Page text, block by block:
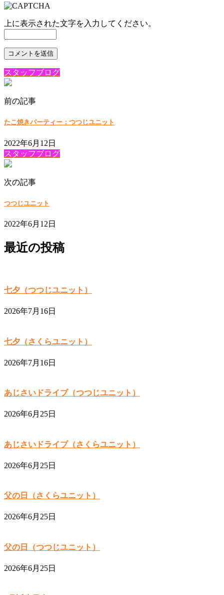
上に表示された文字を入力してください。
スタッフブログ
前の記事
たこ焼きパーティー：つつじユニット
2022年6月12日
スタッフブログ
次の記事
つつじユニット
2022年6月12日
最近の投稿
七夕（つつじユニット）
2026年7月16日
七夕（さくらユニット）
2026年7月16日
あじさいドライブ（つつじユニット）
2026年6月25日
あじさいドライブ（さくらユニット）
2026年6月25日
父の日（さくらユニット）
2026年6月25日
父の日（つつじユニット）
2026年6月25日